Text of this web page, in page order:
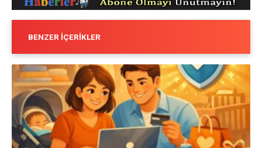
BENZER İÇERIKLER